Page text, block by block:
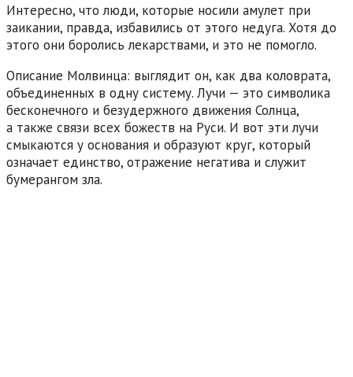
Интересно, что люди, которые носили амулет при
заикании, правда, избавились от этого недуга. Хотя до
этого они боролись лекарствами, и это не помогло.
Описание Молвинца: выглядит он, как два коловрата,
объединенных в одну систему. Лучи — это символика
бесконечного и безудержного движения Солнца,
а также связи всех божеств на Руси. И вот эти лучи
смыкаются у основания и образуют круг, который
означает единство, отражение негатива и служит
бумерангом зла.